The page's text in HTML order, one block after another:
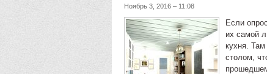
Ноябрь 3, 2016 – 11:08
Если
их самой
кухня.
столом,